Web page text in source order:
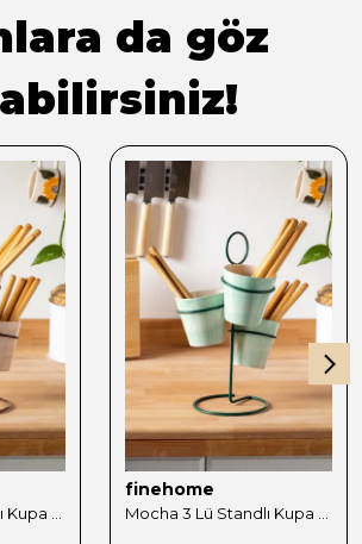
da göz
finehome